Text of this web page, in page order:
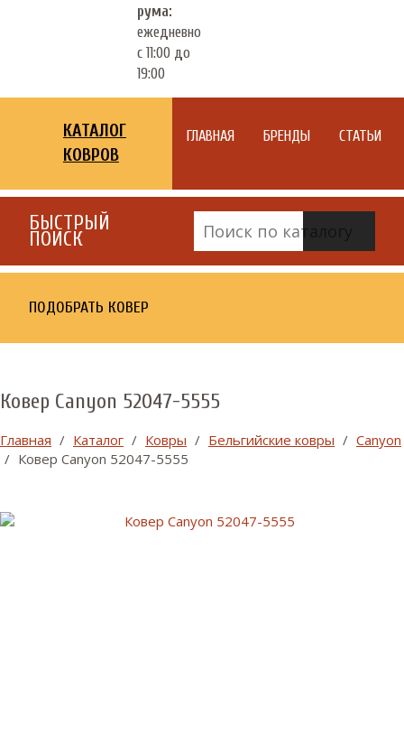
рума:
ежедневно
с 11:00 до
19:00
КАТАЛОГ
КОВРОВ
ГЛАВНАЯ БРЕНДЫ СТАТЬИ
БЫСТРЫЙ
ПОИСК
ПОДОБРАТЬ КОВЕР
Ковер Canyon 52047-5555
Главная / Каталог / Ковры / Бельгийские ковры / Canyon
/ Ковер Canyon 52047-5555